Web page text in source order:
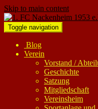
Skip to main content
Toggle navigation
Blog
Verein
Vorstand /
Geschichte
Satzung
Mitgliedschaft
Vereinsheim